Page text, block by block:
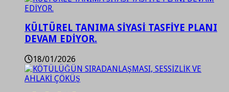
KÜLTÜREL TANIMA SİYASİ TASFİYE PLANI
DEVAM EDİYOR.
18/01/2026